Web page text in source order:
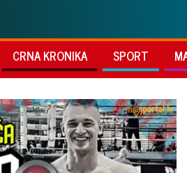
CRNA KRONIKA SPORT